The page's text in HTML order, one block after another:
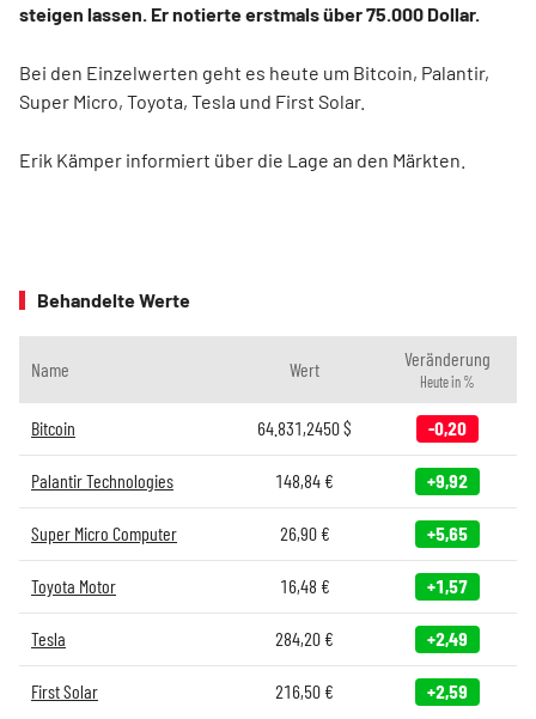
steigen lassen. Er notierte erstmals über 75.000 Dollar.
Bei den Einzelwerten geht es heute um Bitcoin, Palantir,
Super Micro, Toyota, Tesla und First Solar.
Erik Kämper informiert über die Lage an den Märkten.
Behandelte Werte
Name Wert Veränderung
Heute in %
Bitcoin 64.831,2450$ -0,20
Palantir Technologies 148,84 € +9,92
Super Micro Computer 26,90€ +5,65
Toyota Motor 16,48 € +1,57
Tesla 284,20 € +2,49
First Solar 216,50 € +2,59